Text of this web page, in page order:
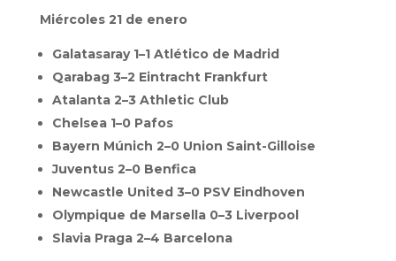
Miércoles 21 de enero
Galatasaray 1–1 Atlético de Madrid
Qarabag 3–2 Eintracht Frankfurt
Atalanta 2–3 Athletic Club
Chelsea 1–0 Pafos
Bayern Múnich 2–0 Union Saint-Gilloise
Juventus 2–0 Benfica
Newcastle United 3–0 PSV Eindhoven
Olympique de Marsella 0–3 Liverpool
Slavia Praga 2–4 Barcelona